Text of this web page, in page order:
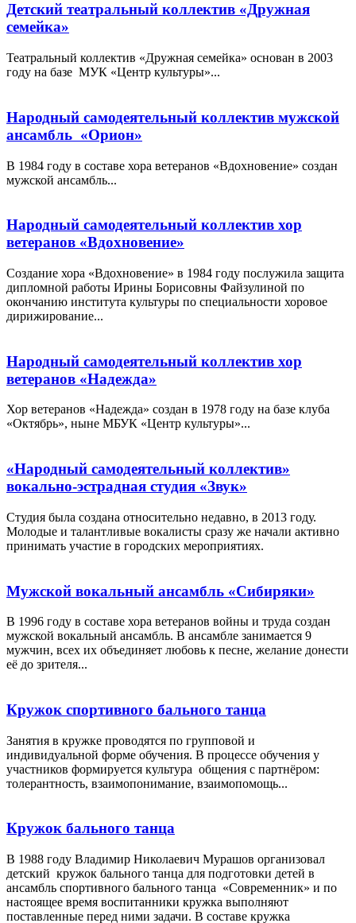
Детский театральный коллектив «Дружная
семейка»
Театральный коллектив «Дружная семейка» основан в 2003
году на базе МУК «Центр культуры»...
Народный самодеятельный коллектив мужской
ансамбль «Орион»
В 1984 году в составе хора ветеранов «Вдохновение» создан
мужской ансамбль...
Народный самодеятельный коллектив хор
ветеранов «Вдохновение»
Создание хора «Вдохновение» в 1984 году послужила защита
дипломной работы Ирины Борисовны Файзулиной по
окончанию института культуры по специальности хоровое
дирижирование...
Народный самодеятельный коллектив хор
ветеранов «Надежда»
Хор ветеранов «Надежда» создан в 1978 году на базе клуба
«Октябрь», ныне МБУК «Центр культуры»...
«Народный самодеятельный коллектив»
вокально-эстрадная студия «Звук»
Студия была создана относительно недавно, в 2013 году.
Молодые и талантливые вокалисты сразу же начали активно
принимать участие в городских мероприятиях.
Мужской вокальный ансамбль «Сибиряки»
В 1996 году в составе хора ветеранов войны и труда создан
мужской вокальный ансамбль. В ансамбле занимается 9
мужчин, всех их объединяет любовь к песне, желание донести
её до зрителя...
Кружок спортивного бального танца
Занятия в кружке проводятся по групповой и
индивидуальной форме обучения. В процессе обучения у
участников формируется культура общения с партнёром:
толерантность, взаимопонимание, взаимопомощь...
Кружок бального танца
В 1988 году Владимир Николаевич Мурашов организовал
детский кружок бального танца для подготовки детей в
ансамбль спортивного бального танца «Современник» и по
настоящее время воспитанники кружка выполняют
поставленные перед ними задачи. В составе кружка